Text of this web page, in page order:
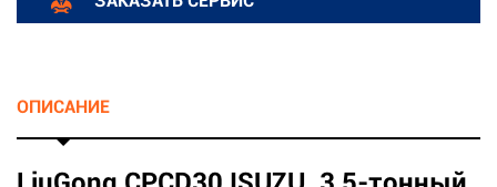
ОПИСАНИЕ